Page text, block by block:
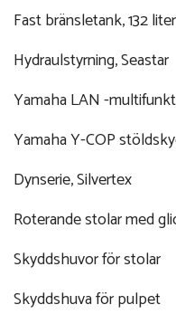
Fast bränsletank, 132 liter
Hydraulstyrning, Seastar
Yamaha LAN -
Yamaha Y-COP
Dynserie, Silvertex
Roterande stolar med
Skyddshuvor för stolar
Skyddshuva för pulpet